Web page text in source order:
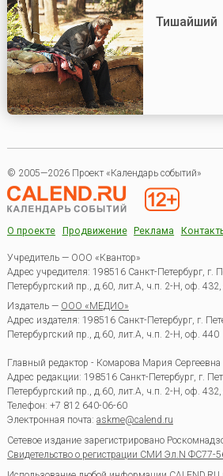
Тишайший
© 2005—2026 Проект «Календарь событий»
О проекте Продвижение Реклама
Учредитель — ООО «Квантор»
Адрес учредителя: 198516 Санкт-Петербург, г.
Петербургский пр., д.60, лит.А, ч.п. 2-Н, оф.
Издатель — ООО «МЕДИО»
Адрес издателя: 198516 Санкт-Петербург, г.
Петербургский пр., д.60, лит.А, ч.п. 2-Н, оф. 440
Главный редактор - Комарова Мария Сергеевна
Адрес редакции: 198516 Санкт-Петербург, г.
Петербургский пр., д.60, лит.А, ч.п. 2-Н, оф.
Телефон: +7 812 640-06-60
Электронная почта: askme@calend.ru
Сетевое издание зарегистрировано
Свидетельство о регистрации СМИ Эл.N ФС77-